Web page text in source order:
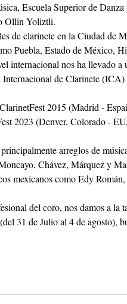
Escuela Superior de
Ollin Yoliztli.
de clarinete en la Ciudad de
Puebla, Estado de México,
internacional nos ha llevado
de Clarinete (ICA)
2015 (Madrid -
2023 (Denver, Colorado -
arreglos de
Chávez, Márquez y
mexicanos como Edy
del coro, nos damos a la
31 de Julio al 4 de agosto),